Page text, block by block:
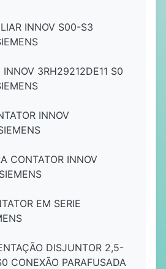
INNOV S00-S3
INNOV 3RH29212DE11 S0
INNOV
CONTATOR INNOV
EM SERIE
DISJUNTOR 2,5-
CONEXÃO PARAFUSADA